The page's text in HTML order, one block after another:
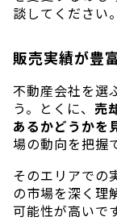
談してください。
販売実績が豊
不動産会社を選
う。とくに、 売
あるかどうかを
場の動向を把握
そのエリアでの
の市場を深く理
可能性が高いです